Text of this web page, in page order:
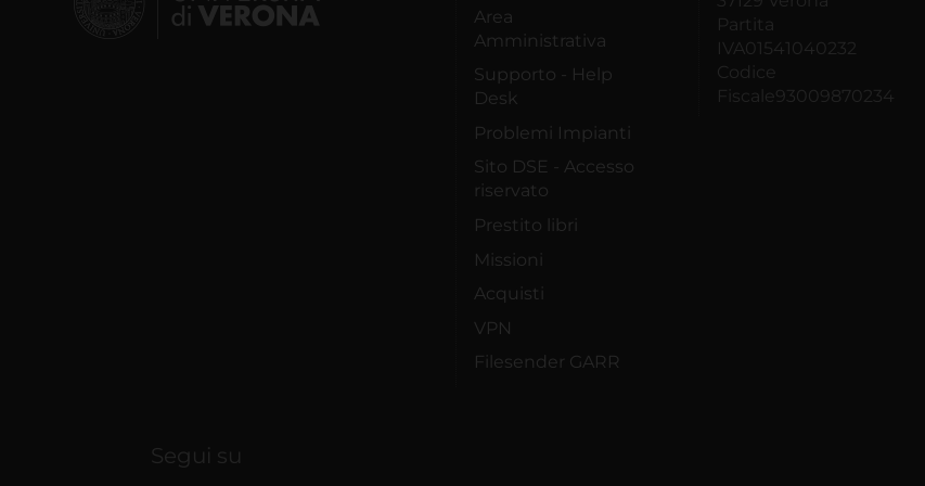
Area
Amministrativa
Supporto - Help
Desk
Problemi Impianti
Sito DSE - Accesso
riservato
Prestito libri
Missioni
Acquisti
VPN
Filesender GARR
Partita
IVA01541040232
Codice
Fiscale93009870234
Segui su